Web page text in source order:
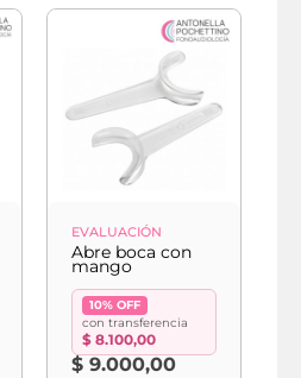
EVALUACIÓN
Abre boca con
mango
10% OFF
con transferencia
$ 8.100,00
$ 9.000,00